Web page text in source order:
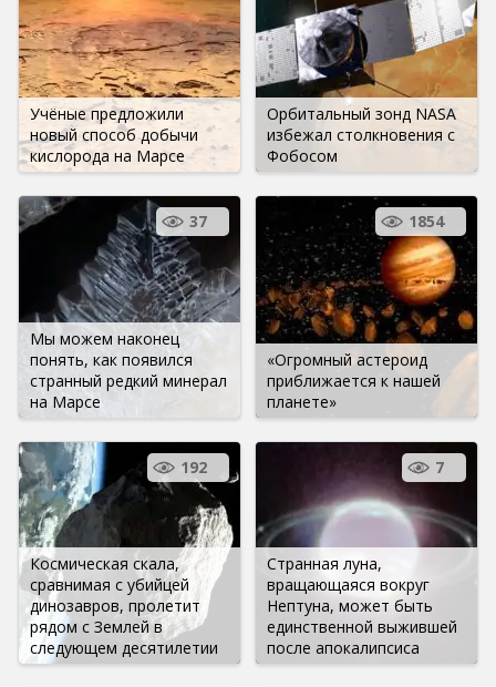
Учёные предложили
новый способ добычи
кислорода на Марсе
Орбитальный зонд NASA
избежал столкновения с
Фобосом
Мы можем наконец
понять, как появился
странный редкий минерал
на Марсе
37
«Огромный астероид
приближается к нашей
планете»
1854
Космическая скала,
сравнимая с убийцей
динозавров, пролетит
рядом с Землей в
следующем десятилетии
192
Странная луна,
вращающаяся вокруг
Нептуна, может быть
единственной выжившей
после апокалипсиса
7